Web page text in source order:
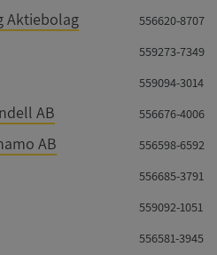
Aktiebolag 556620-8707
559273-7349
559094-3014
AB 556676-4006
AB 556598-6592
556685-3791
559092-1051
556581-3945